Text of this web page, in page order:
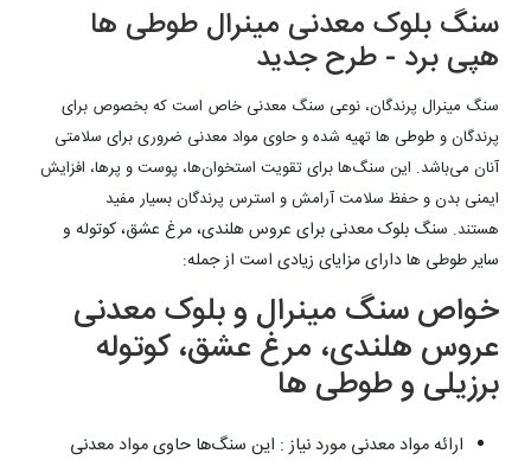
سنگ بلوک معدنی مینرال طوطی ها
هپی برد - طرح جدید
سنگ مینرال پرندگان، نوعی سنگ معدنی خاص است که بخصوص برای
پرندگان و طوطی ها تهیه شده و حاوی مواد معدنی ضروری برای سلامتی
آنان می‌باشد. این سنگ‌ها برای تقویت استخوان‌ها، پوست و پرها، افزایش
ایمنی بدن و حفظ سلامت آرامش و استرس پرندگان بسیار مفید
هستند. سنگ بلوک معدنی برای عروس هلندی، مرغ عشق، کوتوله و
سایر طوطی ها دارای مزایای زیادی است از جمله:
خواص سنگ مینرال و بلوک معدنی
عروس هلندی، مرغ عشق، کوتوله
برزیلی و طوطی ها
ارائه مواد معدنی مورد نیاز : این سنگ‌ها حاوی مواد معدنی